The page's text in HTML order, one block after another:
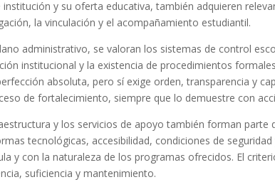
institución y su oferta educativa, también adquieren
la vinculación y el acompañamiento estudiantil.
administrativo, se valoran los sistemas de control
institucional y la existencia de procedimientos
absoluta, pero sí exige orden, transparencia y
de fortalecimiento, siempre que lo demuestre con
y los servicios de apoyo también forman parte
tecnológicas, accesibilidad, condiciones de
y con la naturaleza de los programas ofrecidos. El
suficiencia y mantenimiento.